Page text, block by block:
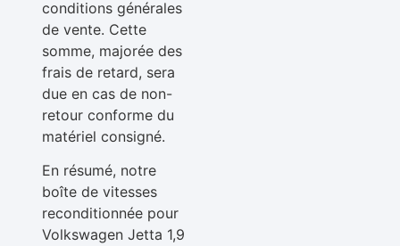
conditions générales
de vente. Cette
somme, majorée des
frais de retard, sera
due en cas de non-
retour conforme du
matériel consigné.
En résumé, notre
boîte de vitesses
reconditionnée pour
Volkswagen Jetta 1,9